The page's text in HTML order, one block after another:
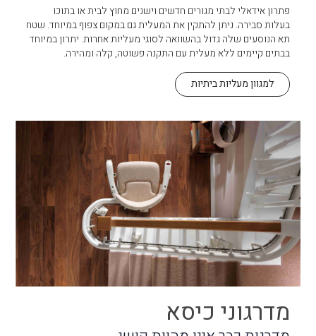
פתרון אידאלי לבתי מגורים חדשים וישנים מחוץ לבית או בתוכו
בעלות סבירה. ניתן להתקין את המעלית גם במקום צפוף במיוחד. שטח
תא הנוסעים שלה גדול בהשוואה לסוגי מעליות אחרות. יתרון במיוחד
בבתים קיימים ללא מעלית עם התקנה פשוטה, קלה ומהירה.
למגוון מעליות ביתיות
מדרגוני כיסא